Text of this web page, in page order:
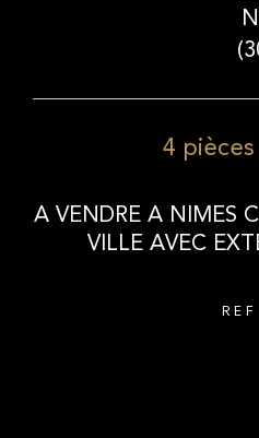
4
A VENDRE A NIMES
VILLE AVEC